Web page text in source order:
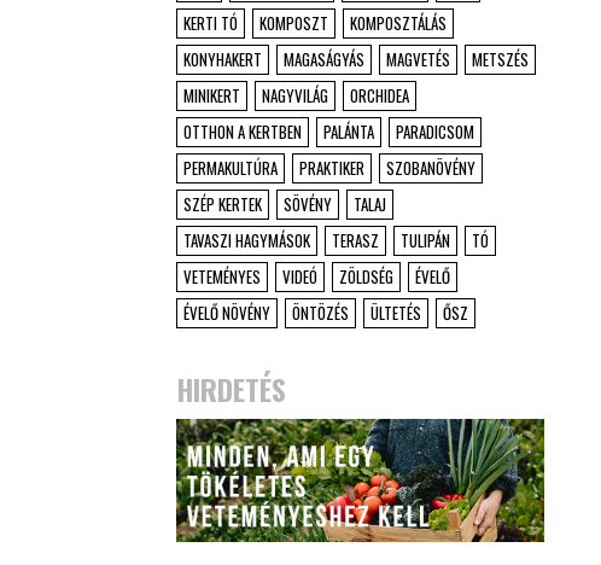
KERTI TÓ
KOMPOSZT
KOMPOSZTÁLÁS
KONYHAKERT
MAGASÁGYÁS MAGVETÉS
METSZÉS
MINIKERT
NAGYVILÁG
ORCHIDEA
OTTHON A KERTBEN
PALÁNTA
PARADICSOM
PERMAKULTÚRA
PRAKTIKER
SZOBANÖVÉNY
SZÉP KERTEK
SÖVÉNY
TALAJ
TAVASZI HAGYMÁSOK
TERASZ TULIPÁN
TÓ
VETEMÉNYES
VIDEÓ ZÖLDSÉG
ÉVELŐ
ÉVELŐ NÖVÉNY
ÖNTÖZÉS ÜLTETÉS ŐSZ
HIRDETÉS